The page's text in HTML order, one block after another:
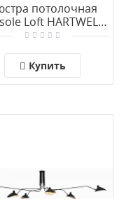
потолочная
Loft HARTWELL
LSP-8165
Купить